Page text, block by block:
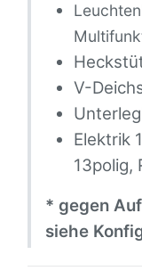
V-
Elektrik
13polig,
* gegen
siehe